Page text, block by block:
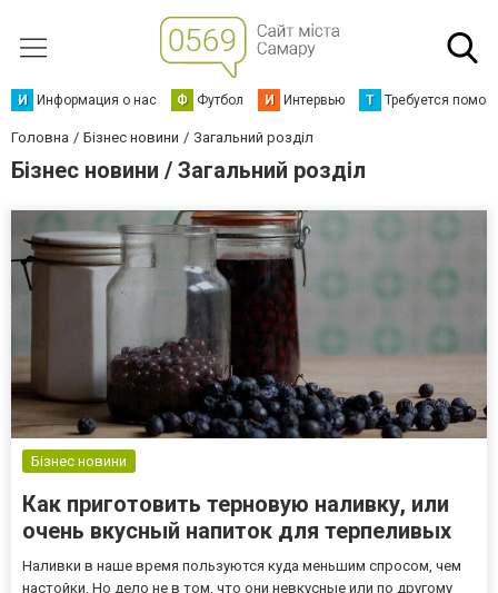
И Информация о нас Ф Футбол И Интервью Т Требуется
Головна Бізнес новини Загальний розділ
Бізнес новини / Загальний розділ
Бізнес новини
Как приготовить терновую наливку, или
очень вкусный напиток для терпеливых
Наливки в наше время пользуются куда меньшим спросом, чем
настойки. Но дело не в том, что они невкусные или по другому